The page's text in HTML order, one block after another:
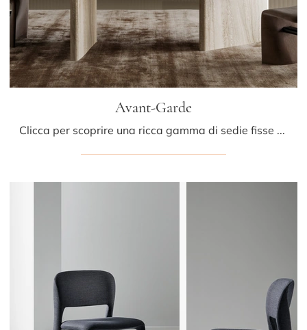
Avant-Garde
Clicca per scoprire una ricca gamma di sedie fisse per stanze design: il modello Avant-Garde di Bonaldo ti attende!